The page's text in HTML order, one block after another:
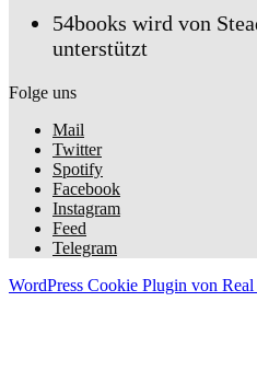
54books wird von
unterstützt
Folge uns
Mail
Twitter
Spotify
Facebook
Instagram
Feed
Telegram
WordPress Cookie Plugin von